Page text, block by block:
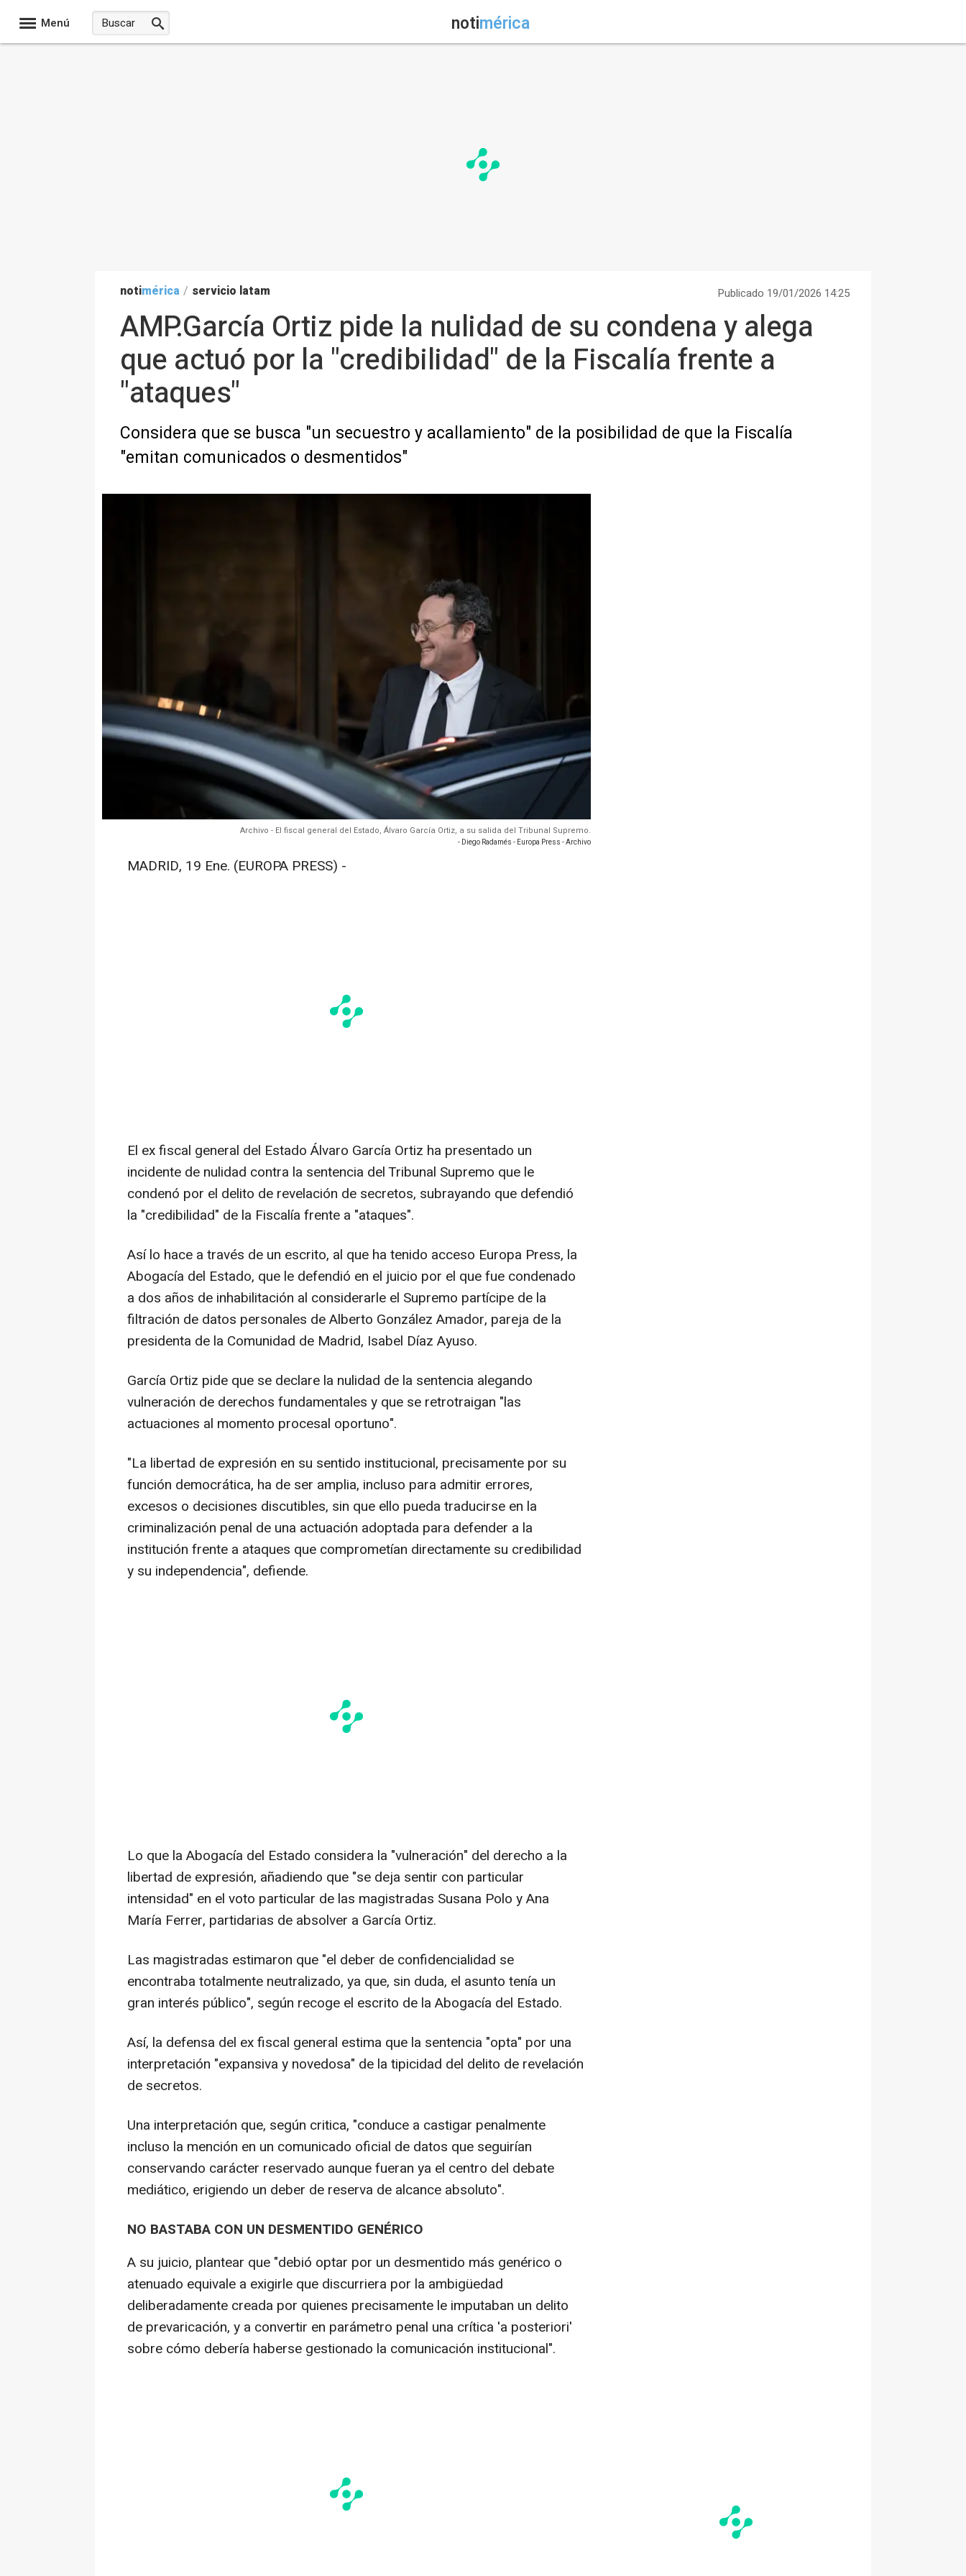
Menú notimérica
notimérica / servicio latam Publicado 19/01/2026 14:25
AMP.García Ortiz pide la nulidad de su condena y alega
que actuó por la "credibilidad" de la Fiscalía frente a
"ataques"
Considera que se busca "un secuestro y acallamiento" de la posibilidad de que la Fiscalía
"emitan comunicados o desmentidos"
Archivo - El fiscal general del Estado, Álvaro García Ortiz, a su salida del Tribunal Supremo.
- Diego Radamés - Europa Press - Archivo
MADRID, 19 Ene. (EUROPA PRESS) -
El ex fiscal general del Estado Álvaro García Ortiz ha presentado un
incidente de nulidad contra la sentencia del Tribunal Supremo que le
condenó por el delito de revelación de secretos, subrayando que defendió
la "credibilidad" de la Fiscalía frente a "ataques".
Así lo hace a través de un escrito, al que ha tenido acceso Europa Press, la
Abogacía del Estado, que le defendió en el juicio por el que fue condenado
a dos años de inhabilitación al considerarle el Supremo partícipe de la
filtración de datos personales de Alberto González Amador, pareja de la
presidenta de la Comunidad de Madrid, Isabel Díaz Ayuso.
García Ortiz pide que se declare la nulidad de la sentencia alegando
vulneración de derechos fundamentales y que se retrotraigan "las
actuaciones al momento procesal oportuno".
"La libertad de expresión en su sentido institucional, precisamente por su
función democrática, ha de ser amplia, incluso para admitir errores,
excesos o decisiones discutibles, sin que ello pueda traducirse en la
criminalización penal de una actuación adoptada para defender a la
institución frente a ataques que comprometían directamente su credibilidad
y su independencia", defiende.
Lo que la Abogacía del Estado considera la "vulneración" del derecho a la
libertad de expresión, añadiendo que "se deja sentir con particular
intensidad" en el voto particular de las magistradas Susana Polo y Ana
María Ferrer, partidarias de absolver a García Ortiz.
Las magistradas estimaron que "el deber de confidencialidad se
encontraba totalmente neutralizado, ya que, sin duda, el asunto tenía un
gran interés público", según recoge el escrito de la Abogacía del Estado.
Así, la defensa del ex fiscal general estima que la sentencia "opta" por una
interpretación "expansiva y novedosa" de la tipicidad del delito de revelación
de secretos.
Una interpretación que, según critica, "conduce a castigar penalmente
incluso la mención en un comunicado oficial de datos que seguirían
conservando carácter reservado aunque fueran ya el centro del debate
mediático, erigiendo un deber de reserva de alcance absoluto".
NO BASTABA CON UN DESMENTIDO GENÉRICO
A su juicio, plantear que "debió optar por un desmentido más genérico o
atenuado equivale a exigirle que discurriera por la ambigüedad
deliberadamente creada por quienes precisamente le imputaban un delito
de prevaricación, y a convertir en parámetro penal una crítica 'a posteriori'
sobre cómo debería haberse gestionado la comunicación institucional".